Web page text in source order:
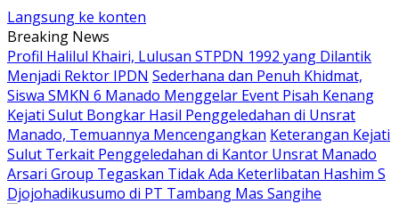
Langsung ke konten
Breaking News
Profil Halilul Khairi, Lulusan STPDN 1992 yang Dilantik
Menjadi Rektor IPDN Sederhana dan Penuh Khidmat,
Siswa SMKN 6 Manado Menggelar Event Pisah Kenang
Kejati Sulut Bongkar Hasil Penggeledahan di Unsrat
Manado, Temuannya Mencengangkan Keterangan Kejati
Sulut Terkait Penggeledahan di Kantor Unsrat Manado
Arsari Group Tegaskan Tidak Ada Keterlibatan Hashim S
Djojohadikusumo di PT Tambang Mas Sangihe